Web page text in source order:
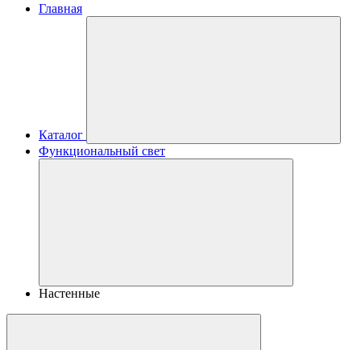
Главная
Каталог
Функциональный свет
Настенные